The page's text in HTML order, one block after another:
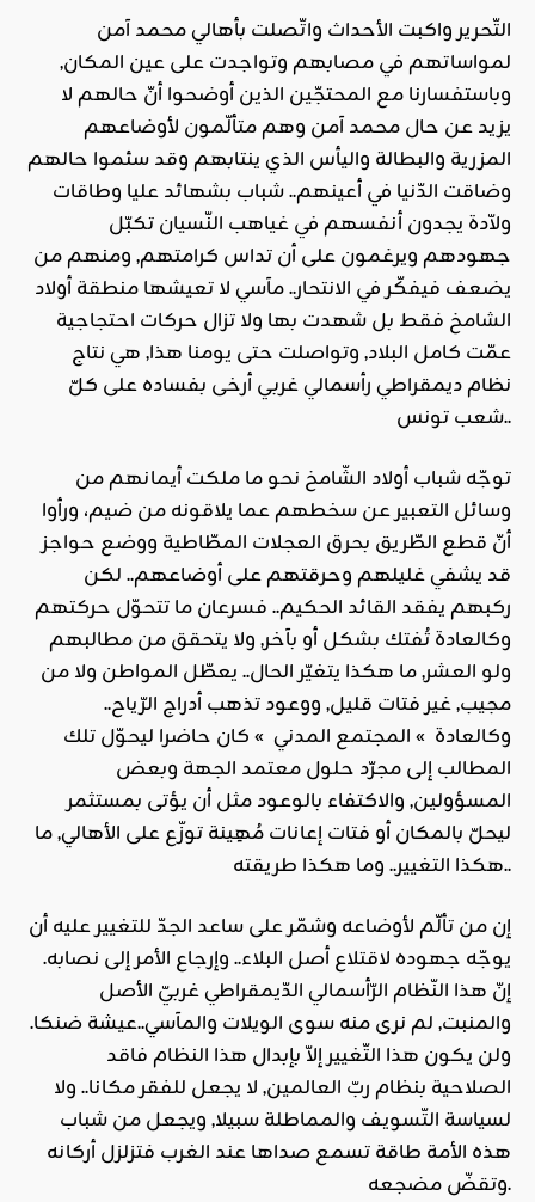
التّحرير واكبت الأحداث واتّصلت بأهالي محمد آمن
لمواساتهم في مصابهم وتواجدت على عين المكان,
وباستفسارنا مع المحتجّين الذين أوضحوا أنّ حالهم لا
يزيد عن حال محمد آمن وهم متألّمون لأوضاعهم
المزرية والبطالة واليأس الذي ينتابهم وقد سئموا حالهم
وضاقت الدّنيا في أعينهم.. شباب بشهائد عليا وطاقات
ولاّدة يجدون أنفسهم في غياهب النّسيان تكبّل
جهودهم ويرغمون على أن تداس كرامتهم, ومنهم من
يضعف فيفكّر في الانتحار.. مآسي لا تعيشها منطقة أولاد
الشامخ فقط بل شهدت بها ولا تزال حركات احتجاجية
عمّت كامل البلاد, وتواصلت حتى يومنا هذا, هي نتاج
نظام ديمقراطي رأسمالي غربي أرخى بفساده على كلّ
شعب تونس..
توجّه شباب أولاد الشّامخ نحو ما ملكت أيمانهم من
وسائل التعبير عن سخطهم عما يلاقونه من ضيم، ورأوا
أنّ قطع الطّريق بحرق العجلات المطّاطية ووضع حواجز
قد يشفي غليلهم وحرقتهم على أوضاعهم.. لكن
ركبهم يفقد القائد الحكيم.. فسرعان ما تتحوّل حركتهم
وكالعادة تُفتك بشكل أو بآخر, ولا يتحقق من مطالبهم
ولو العشر, ما هكذا يتغيّر الحال.. يعطّل المواطن ولا من
مجيب, غير فتات قليل, ووعود تذهب أدراج الرّياح..
وكالعادة » المجتمع المدني » كان حاضرا ليحوّل تلك
المطالب إلى مجرّد حلول معتمد الجهة وبعض
المسؤولين, والاكتفاء بالوعود مثل أن يؤتى بمستثمر
ليحلّ بالمكان أو فتات إعانات مُهِينة توزّع على الأهالي, ما
هكذا التغيير.. وما هكذا طريقته..
إن من تألّم لأوضاعه وشمّر على ساعد الجدّ للتغيير عليه أن
يوجّه جهوده لاقتلاع أصل البلاء.. وإرجاع الأمر إلى نصابه.
إنّ هذا النّظام الرّأسمالي الدّيمقراطي غربيّ الأصل
والمنبت, لم نرى منه سوى الويلات والمآسي..عيشة ضنكا.
ولن يكون هذا التّغيير إلاّ بإبدال هذا النظام فاقد
الصلاحية بنظام ربّ العالمين, لا يجعل للفقر مكانا.. ولا
لسياسة التّسويف والمماطلة سبيلا, ويجعل من شباب
هذه الأمة طاقة تسمع صداها عند الغرب فتزلزل أركانه
وتقضّ مضجعه.